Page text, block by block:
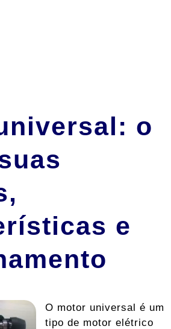
o
e
O motor universal é um
tipo de motor elétrico